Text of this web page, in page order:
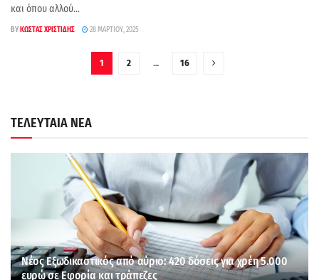
και όπου αλλού...
BY ΚΏΣΤΑΣ ΧΡΙΣΤΊΔΗΣ 28 ΜΑΡΤΊΟΥ, 2025
1 2 … 16
ΤΕΛΕΥΤΑΙΑ ΝΕΑ
Νέος Εξωδικαστικός από αύριο: 420 δόσεις για χρέη 5.000
ευρώ σε Εφορία και τράπεζες